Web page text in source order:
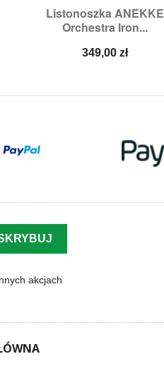
Listonoszka ANEKKE
Orchestra Iron...
Cena
349,00 zł
Szybki podgląd
akcjach